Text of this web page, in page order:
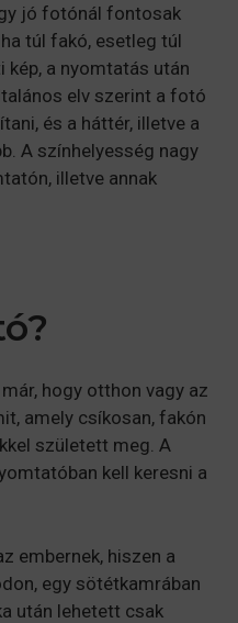
jó fotónál fontosak
túl fakó, esetleg túl
a nyomtatás után
elv szerint a fotó
és a háttér, illetve a
A színhelyesség nagy
illetve annak
hogy otthon vagy az
amely csíkosan, fakón
született meg. A
kell keresni a
embernek, hiszen a
egy sötétkamrában
után lehetett csak